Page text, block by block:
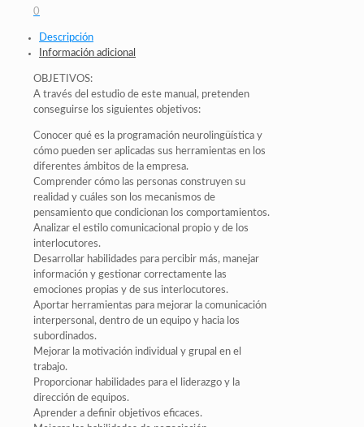
0
Descripción
Información adicional
OBJETIVOS:
A través del estudio de este manual, pretenden
conseguirse los siguientes objetivos:
Conocer qué es la programación neurolingüística y
cómo pueden ser aplicadas sus herramientas en los
diferentes ámbitos de la empresa.
Comprender cómo las personas construyen su
realidad y cuáles son los mecanismos de
pensamiento que condicionan los comportamientos.
Analizar el estilo comunicacional propio y de los
interlocutores.
Desarrollar habilidades para percibir más, manejar
información y gestionar correctamente las
emociones propias y de sus interlocutores.
Aportar herramientas para mejorar la comunicación
interpersonal, dentro de un equipo y hacia los
subordinados.
Mejorar la motivación individual y grupal en el
trabajo.
Proporcionar habilidades para el liderazgo y la
dirección de equipos.
Aprender a definir objetivos eficaces.